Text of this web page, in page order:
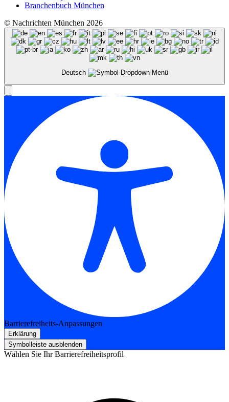
Branchenbuch München
© Nachrichten München 2026
Deutsch
Barrierefreiheits-Anpassungen
Erklärung
Symbolleiste ausblenden
Wählen Sie Ihr Barrierefreiheitsprofil